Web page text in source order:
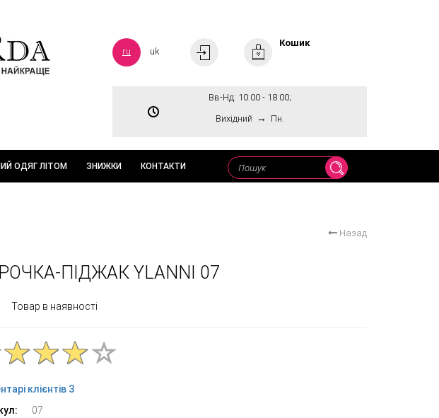
ru uk
Кошик
Вв-Нд: 10:00 - 18:00;
Вихідний → Пн.
ОДЯГ ЛІТОМ ЗНИЖКИ КОНТАКТИ
Назад
ПІДЖАК YLANNI 07
Товар в наявності
клієнтів 3
07